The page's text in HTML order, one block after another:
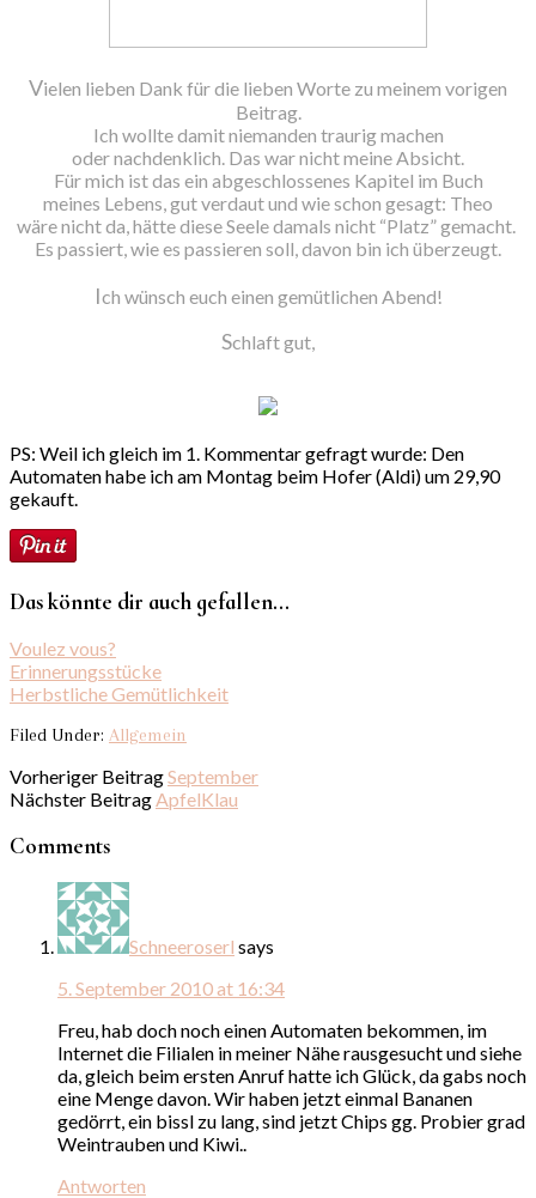
Vielen lieben Dank für die lieben Worte zu meinem vorigen
Beitrag.
Ich wollte damit niemanden traurig machen
oder nachdenklich. Das war nicht meine Absicht.
Für mich ist das ein abgeschlossenes Kapitel im Buch
meines Lebens, gut verdaut und wie schon gesagt: Theo
wäre nicht da, hätte diese Seele damals nicht “Platz” gemacht.
Es passiert, wie es passieren soll, davon bin ich überzeugt.
Ich wünsch euch einen gemütlichen Abend!
Schlaft gut,
PS: Weil ich gleich im 1. Kommentar gefragt wurde: Den
Automaten habe ich am Montag beim Hofer (Aldi) um 29,90
gekauft.
Das könnte dir auch gefallen...
Voulez vous?
Erinnerungsstücke
Herbstliche Gemütlichkeit
Filed Under: Allgemein
Vorheriger BeitragSeptember
Nächster BeitragApfelKlau
Comments
Schneeroserl says
5. September 2010 at 16:34
Freu, hab doch noch einen Automaten bekommen, im
Internet die Filialen in meiner Nähe rausgesucht und siehe
da, gleich beim ersten Anruf hatte ich Glück, da gabs noch
eine Menge davon. Wir haben jetzt einmal Bananen
gedörrt, ein bissl zu lang, sind jetzt Chips gg. Probier grad
Weintrauben und Kiwi..
Antworten